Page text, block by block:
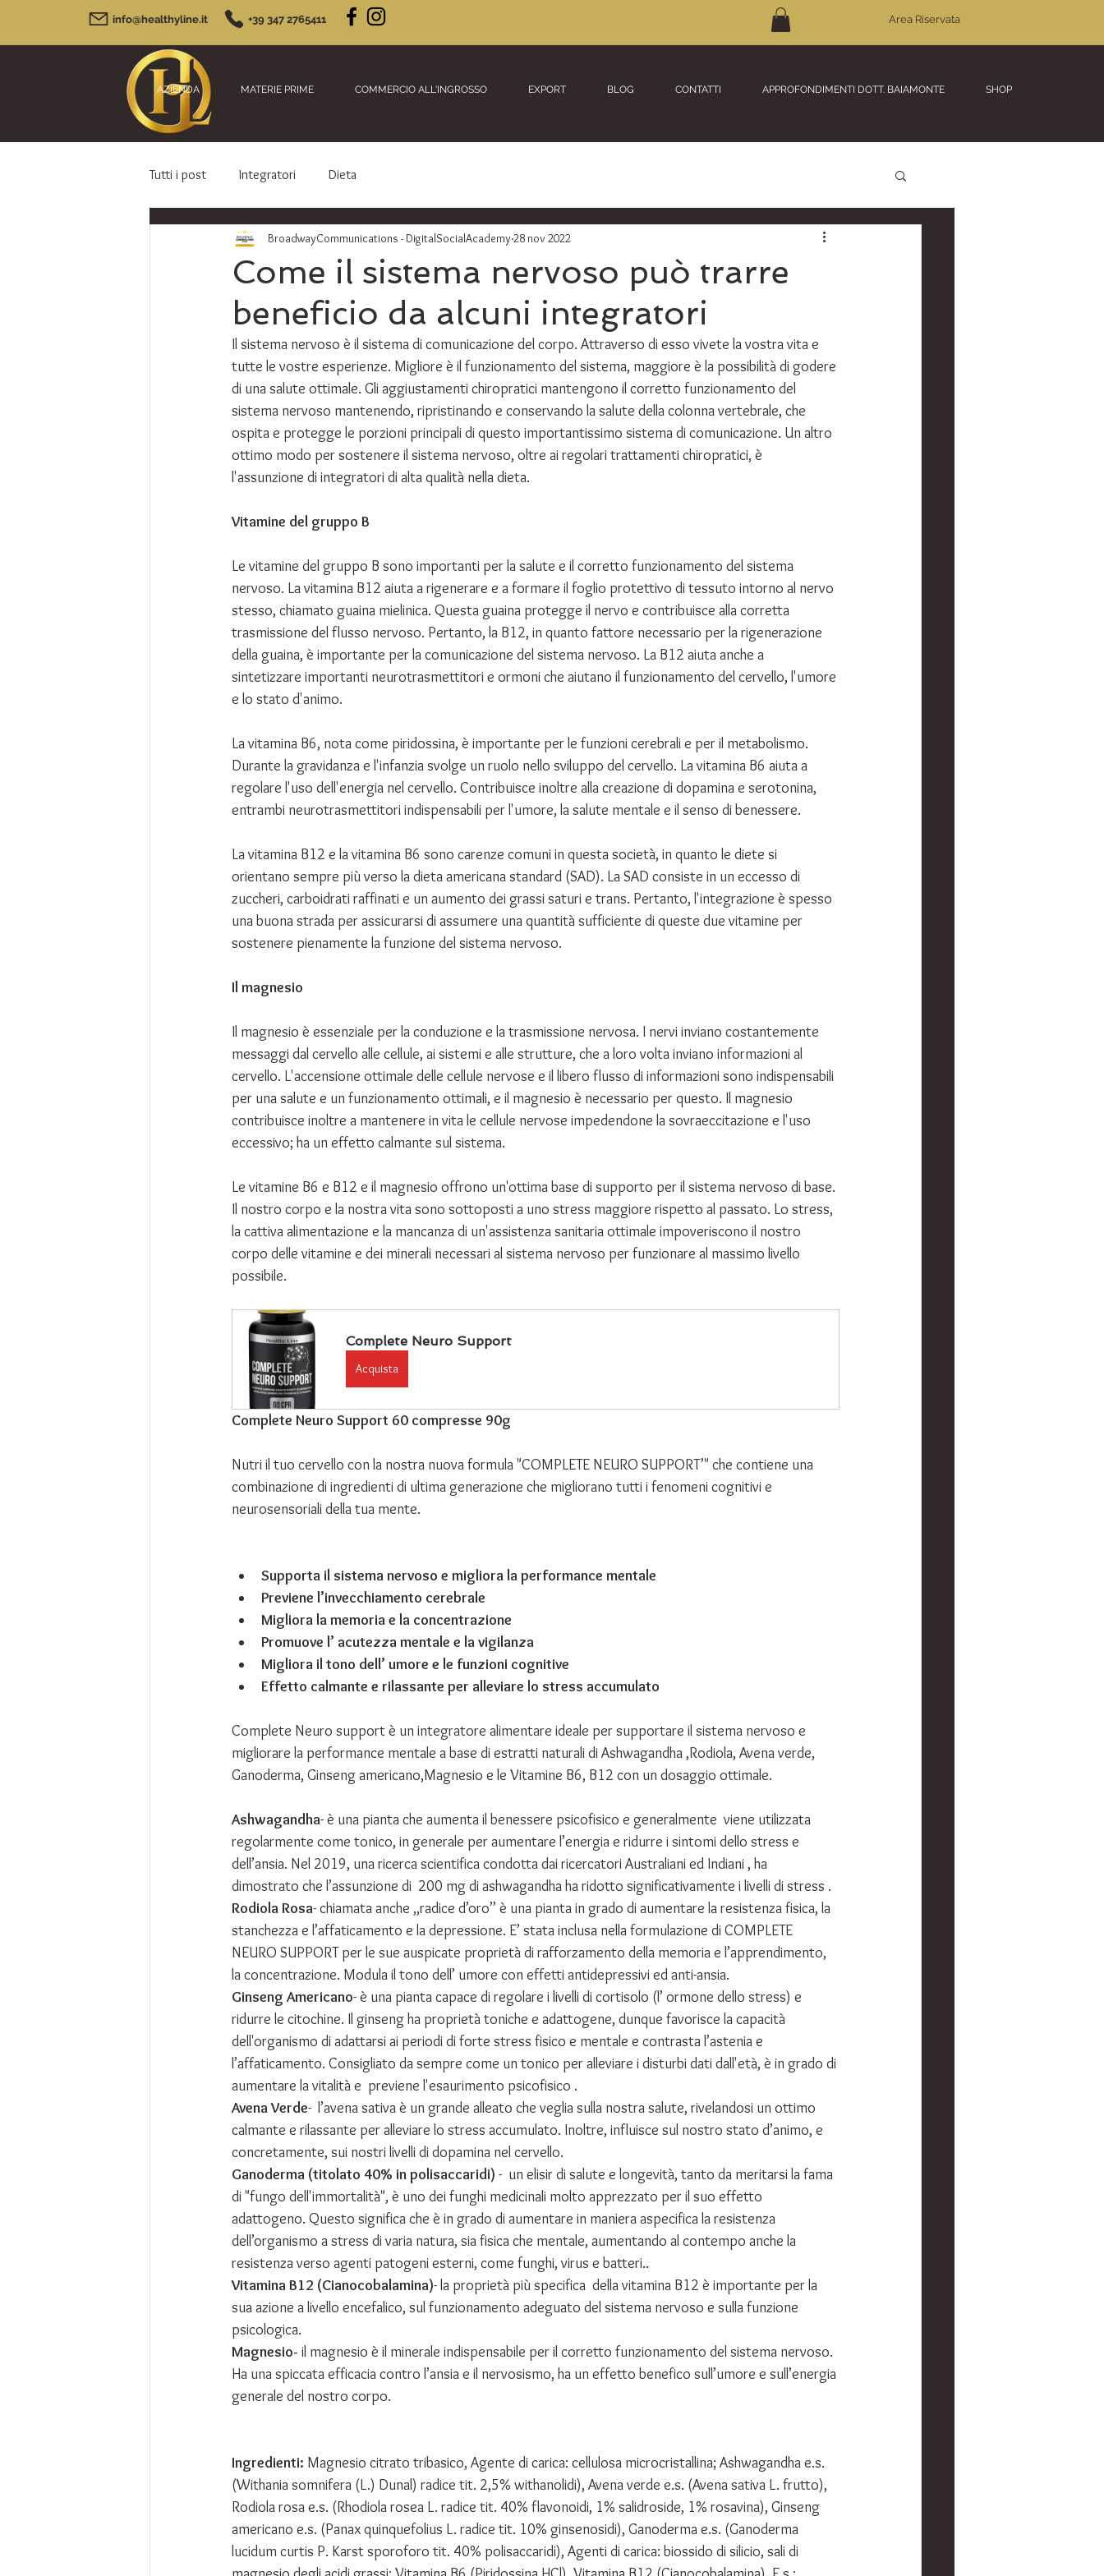
AZIENDA MATERIE PRIME COMMERCIO ALL'INGROSSO EXPORT BLOG CONTATTI APPROFONDIMENTI DOTT. BAIAMONTE SHOP
+39 347 2765411
info@healthyline.it Area Riservata
Tutti i post Integratori Dieta
Come il sistema nervoso può trarre
beneficio da alcuni integratori
BroadwayCommunications - DigitalSocialAcademy 28 nov 2022
Il sistema nervoso è il sistema di comunicazione del corpo. Attraverso di esso vivete la vostra vita e
tutte le vostre esperienze. Migliore è il funzionamento del sistema, maggiore è la possibilità di godere
di una salute ottimale. Gli aggiustamenti chiropratici mantengono il corretto funzionamento del
sistema nervoso mantenendo, ripristinando e conservando la salute della colonna vertebrale, che
ospita e protegge le porzioni principali di questo importantissimo sistema di comunicazione. Un altro
ottimo modo per sostenere il sistema nervoso, oltre ai regolari trattamenti chiropratici, è
l'assunzione di integratori di alta qualità nella dieta.
Vitamine del gruppo B
Le vitamine del gruppo B sono importanti per la salute e il corretto funzionamento del sistema
nervoso. La vitamina B12 aiuta a rigenerare e a formare il foglio protettivo di tessuto intorno al nervo
stesso, chiamato guaina mielinica. Questa guaina protegge il nervo e contribuisce alla corretta
trasmissione del flusso nervoso. Pertanto, la B12, in quanto fattore necessario per la rigenerazione
della guaina, è importante per la comunicazione del sistema nervoso. La B12 aiuta anche a
sintetizzare importanti neurotrasmettitori e ormoni che aiutano il funzionamento del cervello, l'umore
e lo stato d'animo.
La vitamina B6, nota come piridossina, è importante per le funzioni cerebrali e per il metabolismo.
Durante la gravidanza e l'infanzia svolge un ruolo nello sviluppo del cervello. La vitamina B6 aiuta a
regolare l'uso dell'energia nel cervello. Contribuisce inoltre alla creazione di dopamina e serotonina,
entrambi neurotrasmettitori indispensabili per l'umore, la salute mentale e il senso di benessere.
La vitamina B12 e la vitamina B6 sono carenze comuni in questa società, in quanto le diete si
orientano sempre più verso la dieta americana standard (SAD). La SAD consiste in un eccesso di
zuccheri, carboidrati raffinati e un aumento dei grassi saturi e trans. Pertanto, l'integrazione è spesso
una buona strada per assicurarsi di assumere una quantità sufficiente di queste due vitamine per
sostenere pienamente la funzione del sistema nervoso.
Il magnesio
Il magnesio è essenziale per la conduzione e la trasmissione nervosa. I nervi inviano costantemente
messaggi dal cervello alle cellule, ai sistemi e alle strutture, che a loro volta inviano informazioni al
cervello. L'accensione ottimale delle cellule nervose e il libero flusso di informazioni sono indispensabili
per una salute e un funzionamento ottimali, e il magnesio è necessario per questo. Il magnesio
contribuisce inoltre a mantenere in vita le cellule nervose impedendone la sovraeccitazione e l'uso
eccessivo; ha un effetto calmante sul sistema.
Le vitamine B6 e B12 e il magnesio offrono un'ottima base di supporto per il sistema nervoso di base.
Il nostro corpo e la nostra vita sono sottoposti a uno stress maggiore rispetto al passato. Lo stress,
la cattiva alimentazione e la mancanza di un'assistenza sanitaria ottimale impoveriscono il nostro
corpo delle vitamine e dei minerali necessari al sistema nervoso per funzionare al massimo livello
possibile.
Complete Neuro Support
Acquista
Complete Neuro Support 60 compresse 90g
Nutri il tuo cervello con la nostra nuova formula "COMPLETE NEURO SUPPORT’" che contiene una
combinazione di ingredienti di ultima generazione che migliorano tutti i fenomeni cognitivi e
neurosensoriali della tua mente.
Supporta il sistema nervoso e migliora la performance mentale
Previene l’invecchiamento cerebrale
Migliora la memoria e la concentrazione
Promuove l’ acutezza mentale e la vigilanza
Migliora il tono dell’ umore e le funzioni cognitive
Effetto calmante e rilassante per alleviare lo stress accumulato
Complete Neuro support è un integratore alimentare ideale per supportare il sistema nervoso e
migliorare la performance mentale a base di estratti naturali di Ashwagandha ,Rodiola, Avena verde,
Ganoderma, Ginseng americano,Magnesio e le Vitamine B6, B12 con un dosaggio ottimale.
Ashwagandha- è una pianta che aumenta il benessere psicofisico e generalmente  viene utilizzata
regolarmente come tonico, in generale per aumentare l’energia e ridurre i sintomi dello stress e
dell’ansia. Nel 2019, una ricerca scientifica condotta dai ricercatori Australiani ed Indiani , ha
dimostrato che l’assunzione di  200 mg di ashwagandha ha ridotto significativamente i livelli di stress .
Rodiola Rosa- chiamata anche ,,radice d’oro’’ è una pianta in grado di aumentare la resistenza fisica, la
stanchezza e l’affaticamento e la depressione. E’ stata inclusa nella formulazione di COMPLETE
NEURO SUPPORT per le sue auspicate proprietà di rafforzamento della memoria e l’apprendimento,
la concentrazione. Modula il tono dell’ umore con effetti antidepressivi ed anti-ansia.
Ginseng Americano- è una pianta capace di regolare i livelli di cortisolo (l’ ormone dello stress) e
ridurre le citochine. Il ginseng ha proprietà toniche e adattogene, dunque favorisce la capacità
dell'organismo di adattarsi ai periodi di forte stress fisico e mentale e contrasta l’astenia e
l’affaticamento. Consigliato da sempre come un tonico per alleviare i disturbi dati dall'età, è in grado di
aumentare la vitalità e  previene l'esaurimento psicofisico .
Avena Verde-  l’avena sativa è un grande alleato che veglia sulla nostra salute, rivelandosi un ottimo
calmante e rilassante per alleviare lo stress accumulato. Inoltre, influisce sul nostro stato d’animo, e
concretamente, sui nostri livelli di dopamina nel cervello.
Ganoderma (titolato 40% in polisaccaridi) -  un elisir di salute e longevità, tanto da meritarsi la fama
di "fungo dell'immortalità", è uno dei funghi medicinali molto apprezzato per il suo effetto
adattogeno. Questo significa che è in grado di aumentare in maniera aspecifica la resistenza
dell’organismo a stress di varia natura, sia fisica che mentale, aumentando al contempo anche la
resistenza verso agenti patogeni esterni, come funghi, virus e batteri..
Vitamina B12 (Cianocobalamina)- la proprietà più specifica  della vitamina B12 è importante per la
sua azione a livello encefalico, sul funzionamento adeguato del sistema nervoso e sulla funzione
psicologica.
Magnesio- il magnesio è il minerale indispensabile per il corretto funzionamento del sistema nervoso.
Ha una spiccata efficacia contro l’ansia e il nervosismo, ha un effetto benefico sull’umore e sull’energia
generale del nostro corpo.
Ingredienti: Magnesio citrato tribasico, Agente di carica: cellulosa microcristallina; Ashwagandha e.s.
(Withania somnifera (L.) Dunal) radice tit. 2,5% withanolidi), Avena verde e.s. (Avena sativa L. frutto),
Rodiola rosa e.s. (Rhodiola rosea L. radice tit. 40% flavonoidi, 1% salidroside, 1% rosavina), Ginseng
americano e.s. (Panax quinquefolius L. radice tit. 10% ginsenosidi), Ganoderma e.s. (Ganoderma
lucidum curtis P. Karst sporoforo tit. 40% polisaccaridi), Agenti di carica: biossido di silicio, sali di